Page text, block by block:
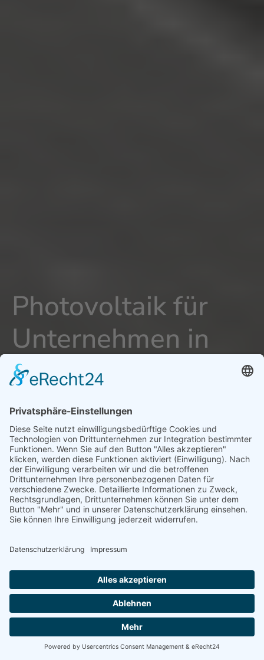
Photovoltaik für
Unternehmen in
Klosterneuburg -
Energetische
Sanierung Bayern
Maximale Energieeffizienz für Ihr
Unternehmen
Willkommen bei Energetische Sanierung Bayern –
Ihrem Experten für Photovoltaik für Unternehmen in
Klosterneuburg, speziell für Gewerbekunden und
umfassender Full-Service-Ansatz garantiert Ihnen eine
der Planung bis zur finalen Inbetriebnahme.
100% kostenloses Erstgespräch